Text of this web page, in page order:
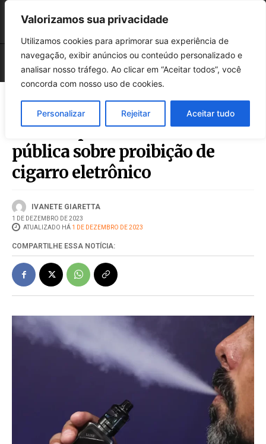
Valorizamos sua privacidade
Utilizamos cookies para aprimorar sua experiência de
navegação, exibir anúncios ou conteúdo personalizado e
analisar nosso tráfego. Ao clicar em “Aceitar todos”, você
concorda com nosso uso de cookies.
Personalizar Rejeitar Aceitar tudo
Anvisa aprova consulta
pública sobre proibição de
cigarro eletrônico
IVANETE GIARETTA
1 DE DEZEMBRO DE 2023
ATUALIZADO HÁ 1 DE DEZEMBRO DE 2023
COMPARTILHE ESSA NOTÍCIA: